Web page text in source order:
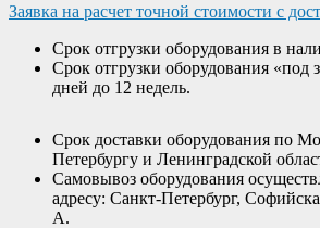
Заявка на расчет точной стоимости с
Срок отгрузки оборудования в
Срок отгрузки оборудования «под
дней до 12 недель.
Срок доставки оборудования по
Петербургу и Ленинградской
Самовывоз оборудования
адресу: Санкт-Петербург,
А.